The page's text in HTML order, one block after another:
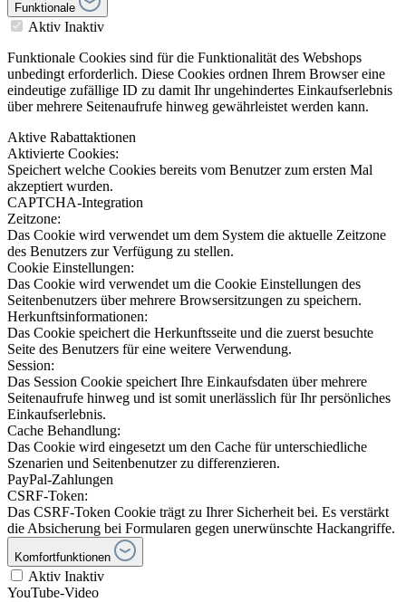
Funktionale
Aktiv Inaktiv
Funktionale Cookies sind für die Funktionalität des Webshops
unbedingt erforderlich. Diese Cookies ordnen Ihrem Browser eine
eindeutige zufällige ID zu damit Ihr ungehindertes Einkaufserlebnis
über mehrere Seitenaufrufe hinweg gewährleistet werden kann.
Aktive Rabattaktionen
Aktivierte Cookies:
Speichert welche Cookies bereits vom Benutzer zum ersten Mal
akzeptiert wurden.
CAPTCHA-Integration
Zeitzone:
Das Cookie wird verwendet um dem System die aktuelle Zeitzone
des Benutzers zur Verfügung zu stellen.
Cookie Einstellungen:
Das Cookie wird verwendet um die Cookie Einstellungen des
Seitenbenutzers über mehrere Browsersitzungen zu speichern.
Herkunftsinformationen:
Das Cookie speichert die Herkunftsseite und die zuerst besuchte
Seite des Benutzers für eine weitere Verwendung.
Session:
Das Session Cookie speichert Ihre Einkaufsdaten über mehrere
Seitenaufrufe hinweg und ist somit unerlässlich für Ihr persönliches
Einkaufserlebnis.
Cache Behandlung:
Das Cookie wird eingesetzt um den Cache für unterschiedliche
Szenarien und Seitenbenutzer zu differenzieren.
PayPal-Zahlungen
CSRF-Token:
Das CSRF-Token Cookie trägt zu Ihrer Sicherheit bei. Es verstärkt
die Absicherung bei Formularen gegen unerwünschte Hackangriffe.
Komfortfunktionen
Aktiv Inaktiv
YouTube-Video